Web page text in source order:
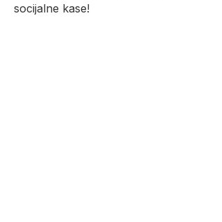
socijalne kase!